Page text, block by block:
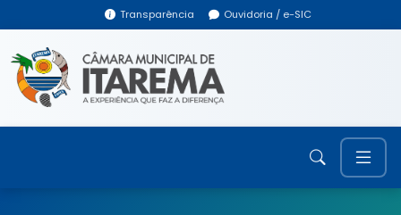
Transparência Ouvidoria / e-SIC